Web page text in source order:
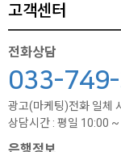
고객센터
전화상담
033-
광고(마케팅)전화 일체
상담시간 : 평일 10:00